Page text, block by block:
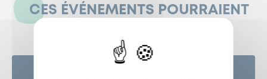
CES ÉVÉNEMENTS POURRAIENT